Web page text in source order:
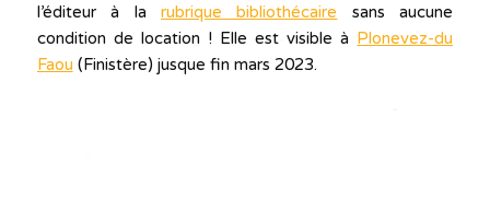
l’éditeur à la rubrique bibliothécaire sans aucune
condition de location ! Elle est visible à Plonevez-du
Faou (Finistère) jusque fin mars 2023.